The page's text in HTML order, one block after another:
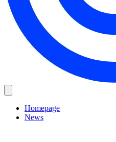
Homepage
News